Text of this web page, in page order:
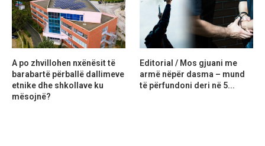
A po zhvillohen nxënësit të
barabartë përballë dallimeve
etnike dhe shkollave ku
mësojnë?
Editorial / Mos gjuani me
armë nëpër dasma – mund
të përfundoni deri në 5...